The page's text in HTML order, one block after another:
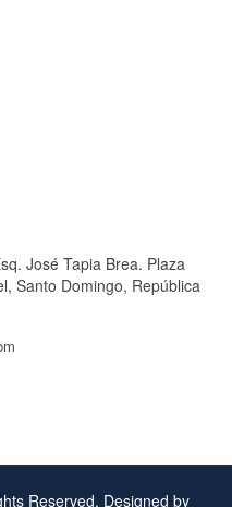
José Tapia Brea. Plaza
Santo Domingo, República
Reserved. Designed by